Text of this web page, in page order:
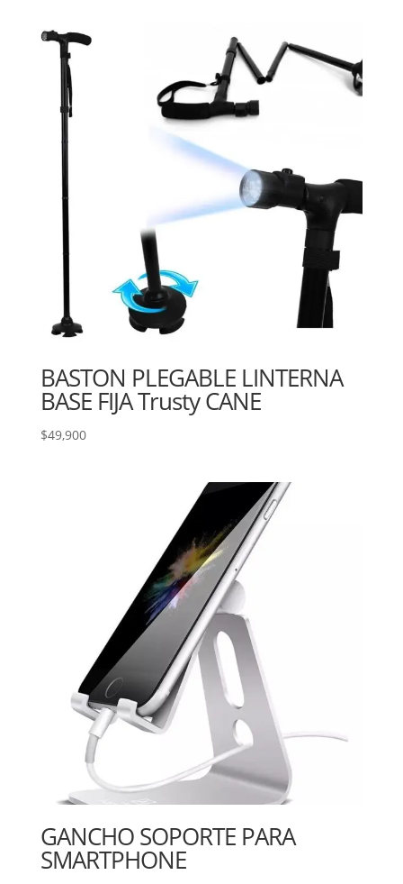
BASTON PLEGABLE LINTERNA
BASE FIJA Trusty CANE
$49,900
GANCHO SOPORTE PARA
SMARTPHONE